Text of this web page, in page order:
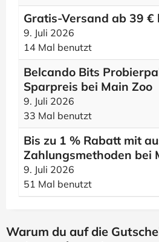
Gratis-Versand ab 39 €
9. Juli 2026
14 Mal benutzt
Belcando Bits
Sparpreis bei Main Zoo
9. Juli 2026
33 Mal benutzt
Bis zu 1 % Rabatt mit
Zahlungsmethoden bei
9. Juli 2026
51 Mal benutzt
Warum du auf die